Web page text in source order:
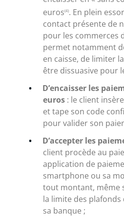
euros(4). En plein
contact présente de
pour les commerces
permet notamment
en caisse, de limiter
être dissuasive pour
D’encaisser les
euros : le client
et tape son code
pour valider son
D’accepter les
client procède au
application de
smartphone ou sa
tout montant, même
la limite des plafonds
sa banque ;